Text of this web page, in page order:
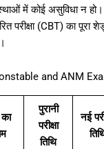
में कोई असुविधा न हो।
परीक्षा (CBT) का पूरा
and ANM
पुरानी
परीक्षा
तिथि
नई